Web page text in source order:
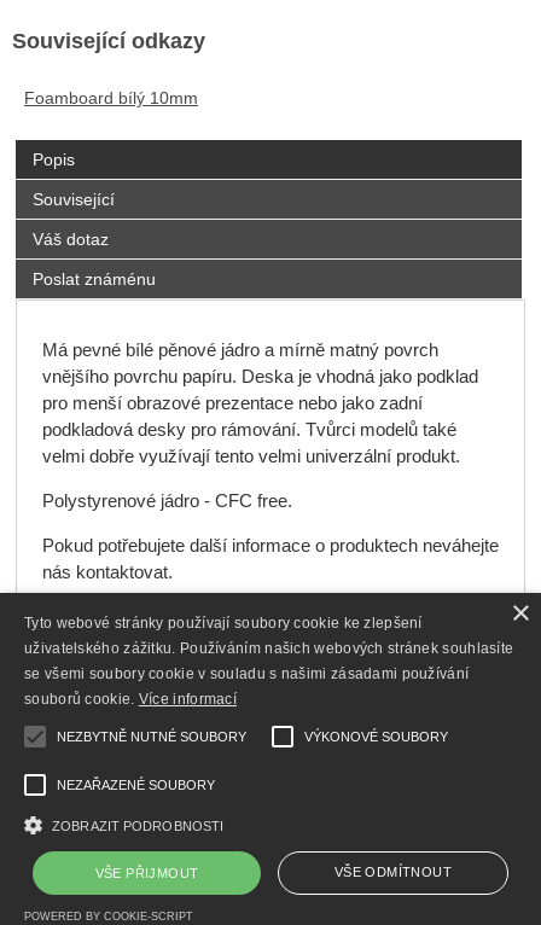
Související odkazy
Foamboard bílý 10mm
Popis
Související
Váš dotaz
Poslat známénu
Má pevné bílé pěnové jádro a mírně matný povrch
vnějšího povrchu papíru. Deska je vhodná jako podklad
pro menší obrazové prezentace nebo jako zadní
podkladová desky pro rámování. Tvůrci modelů také
velmi dobře využívají tento velmi univerzální produkt.
Polystyrenové jádro - CFC free.
Pokud potřebujete další informace o produktech neváhejte
nás kontaktovat.
Použití pouze pro interiérové aplikace.
Větší rozměry než uvedené v nabídce (až do velikosti
100 x 200 cm) jsou možné pouze pro osobní odběr.
×
Tyto webové stránky používají soubory cookie ke zlepšení
uživatelského zážitku. Používáním našich webových stránek souhlasíte
se všemi soubory cookie v souladu s našimi zásadami používání
souborů cookie. Více informací
NEZBYTNĚ NUTNÉ SOUBORY VÝKONOVÉ SOUBORY
NEZAŘAZENÉ SOUBORY
ZOBRAZIT PODROBNOSTI
VŠE PŘIJMOUT VŠE ODMÍTNOUT
POWERED BY COOKIE-SCRIPT